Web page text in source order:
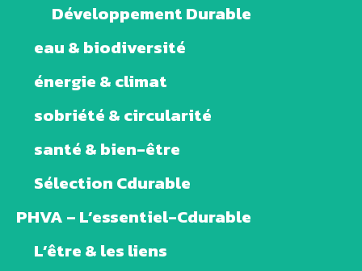
Développement Durable
eau & biodiversité
énergie & climat
sobriété & circularité
santé & bien-être
Sélection Cdurable
PHVA – L’essentiel-Cdurable
L’être & les liens